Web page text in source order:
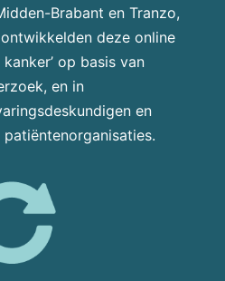
Brabant en Tranzo,
deze online
op basis van
en in
en